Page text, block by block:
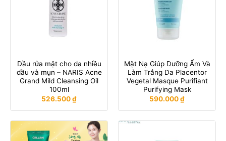
Dầu rửa mặt cho da nhiều
dầu và mụn – NARIS Acne
Grand Mild Cleansing Oil
100ml
526.500₫
Mặt Nạ Giúp Dưỡng Ẩm Và
Làm Trắng Da Placentor
Vegetal Masque Purifiant
Purifying Mask
590.000₫